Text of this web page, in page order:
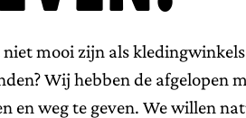
mooi zijn als
Wij hebben de afgelopen
en weg te geven. We willen